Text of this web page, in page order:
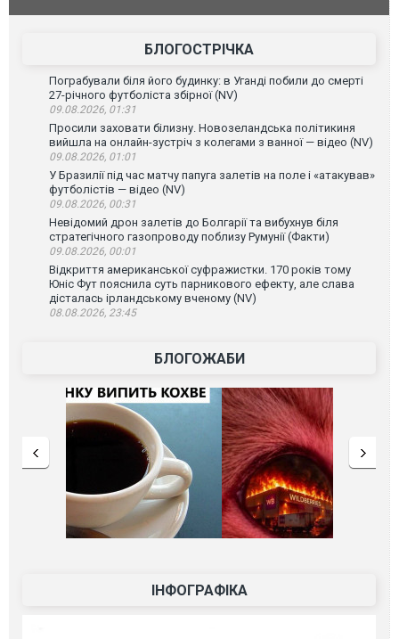
БЛОГОСТРІЧКА
Пограбували біля його будинку: в Уганді побили до смерті
27-річного футболіста збірної (NV)
09.08.2026, 01:31
Просили заховати білизну. Новозеландська політикиня
вийшла на онлайн-зустріч з колегами з ванної — відео (NV)
09.08.2026, 01:01
У Бразилії під час матчу папуга залетів на поле і «атакував»
футболістів — відео (NV)
09.08.2026, 00:31
Невідомий дрон залетів до Болгарії та вибухнув біля
стратегічного газопроводу поблизу Румунії (Факти)
09.08.2026, 00:01
Відкриття американської суфражистки. 170 років тому
Юніс Фут пояснила суть парникового ефекту, але слава
дісталась ірландському вченому (NV)
08.08.2026, 23:45
БЛОГОЖАБИ
ІНФОГРАФІКА